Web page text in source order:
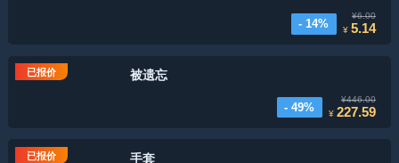
- 14%
¥6.00
¥5.14
已报价 被遗忘
- 49%
¥446.00
¥227.59
已报价 手套